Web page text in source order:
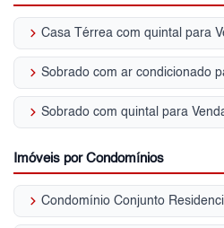
keyboard_arrow_right
keyboard_arrow_right
keyboard_arrow_right Sobrado com quintal para
Imóveis por Condomínios
keyboard_arrow_right